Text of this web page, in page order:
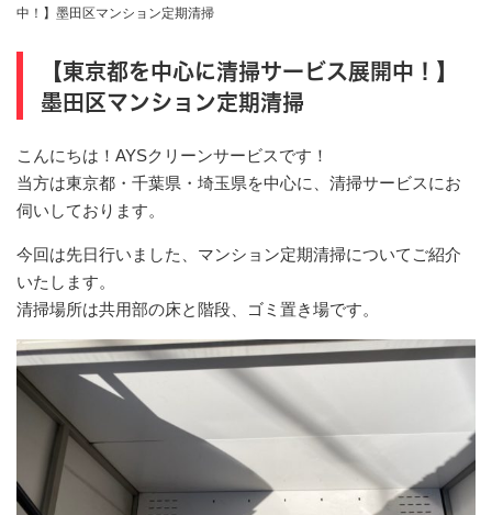
中！】墨田区マンション定期清掃
【東京都を中心に清掃サービス展開中！】
墨田区マンション定期清掃
こんにちは！AYSクリーンサービスです！
当方は東京都・千葉県・埼玉県を中心に、清掃サービスにお
伺いしております。
今回は先日行いました、マンション定期清掃についてご紹介
いたします。
清掃場所は共用部の床と階段、ゴミ置き場です。